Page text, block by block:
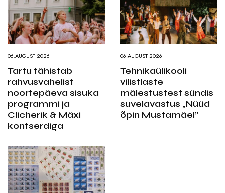
06.AUGUST 2026
Tartu tähistab
rahvusvahelist
noortepäeva sisuka
programmi ja
Clicherik & Mäxi
kontserdiga
06.AUGUST 2026
Tehnikaülikooli
vilistlaste
mälestustest sündis
suvelavastus „Nüüd
õpin Mustamäel”